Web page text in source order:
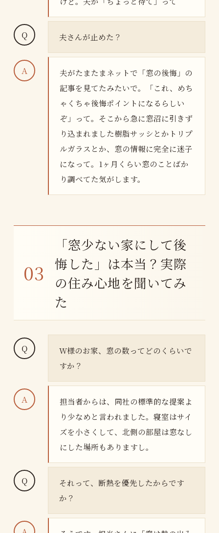
夫さんが止めた？
夫がたまたまネットで「窓の後悔」の
記事を見てたみたいで。「これ、めち
ゃくちゃ後悔ポイントになるらしい
ぞ」って。そこから急に窓沼に引きず
り込まれました樹脂サッシとかトリプ
ルガラスとか、窓の情報に完全に迷子
になって。1ヶ月くらい窓のことばか
り調べてた気がします。
「窓少ない家にして後
悔した」は本当？実際
の住み心地を聞いてみ
た
W様のお家、窓の数ってどのくらいで
すか？
担当者からは、同社の標準的な提案よ
り少なめと言われました。寝室はサイ
ズを小さくして、北側の部屋は窓なし
にした場所もありますし。
それって、断熱を優先したからです
か？